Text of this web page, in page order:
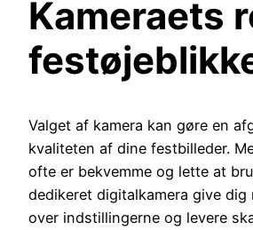
Kameraets
Valget af kamera kan gøre en
kvaliteten af dine festbilleder.
ofte er bekvemme og lette at
dedikeret digitalkamera give dig
over indstillingerne og levere